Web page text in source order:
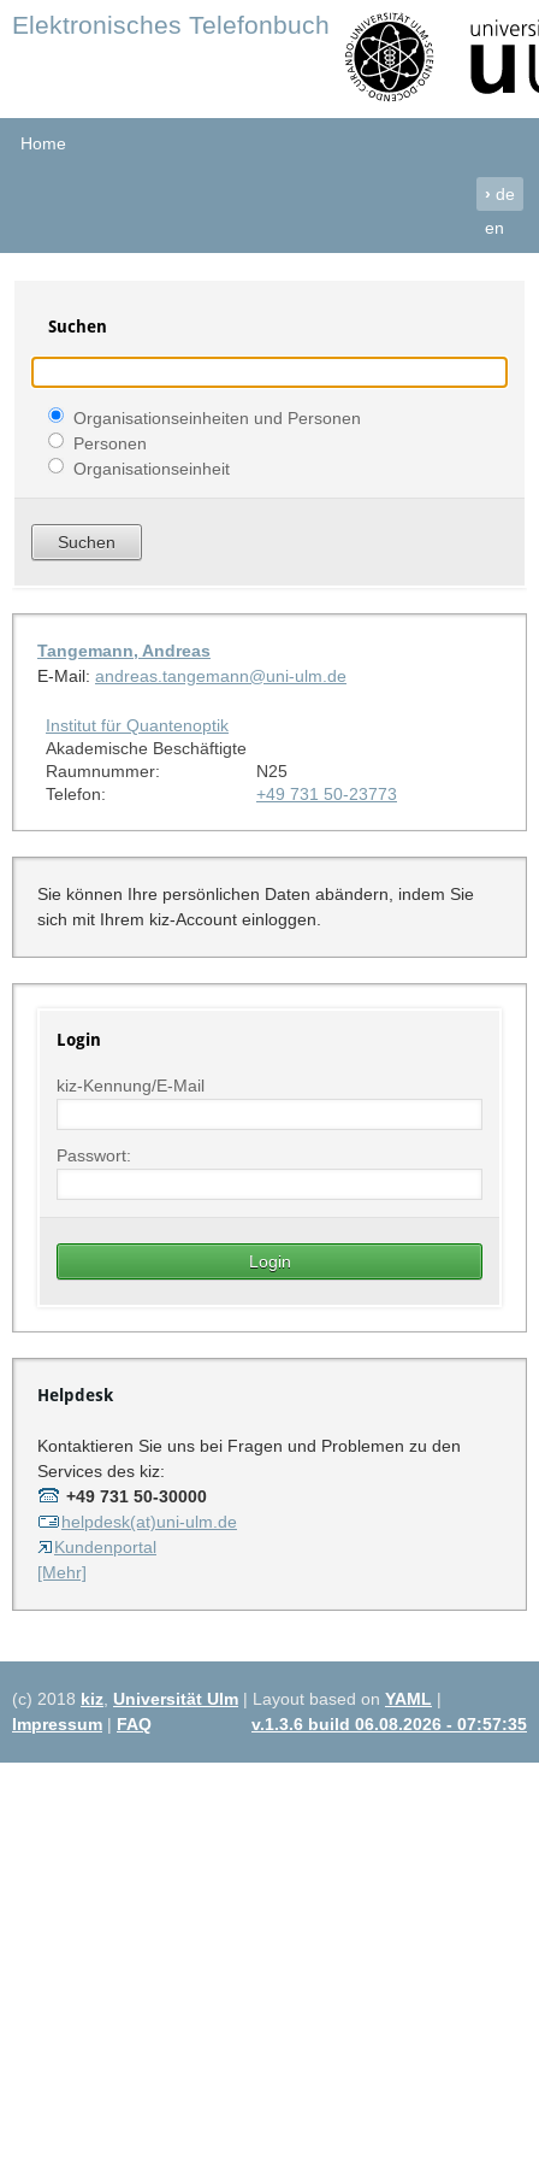
Elektronisches Telefonbuch
Home
› de
en
Suchen
Organisationseinheiten und Personen
Personen
Organisationseinheit
Tangemann, Andreas
E-Mail: andreas.tangemann@uni-ulm.de
Institut für Quantenoptik
Akademische Beschäftigte
Raumnummer:
N25
Telefon:
+49 731 50-23773
Sie können Ihre persönlichen Daten abändern, indem Sie
sich mit Ihrem kiz-Account einloggen.
Login
kiz-Kennung/E-Mail
Passwort:
Helpdesk
Kontaktieren Sie uns bei Fragen und Problemen zu den
Services des kiz:
+49 731 50-30000
helpdesk(at)uni-ulm.de
Kundenportal
[Mehr]
(c) 2018 kiz Universität Ulm | Layout based on YAML |
Impressum | FAQ v.1.3.6 build 06.08.2026 - 07:57:35